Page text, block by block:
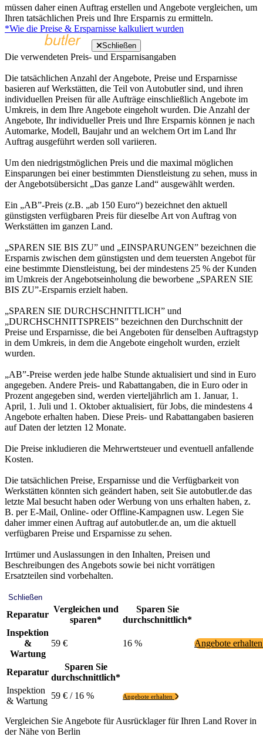
müssen daher einen Auftrag erstellen und Angebote vergleichen, um
Ihren tatsächlichen Preis und Ihre Ersparnis zu ermitteln.
*Wie die Preise & Ersparnisse kalkuliert wurden
Schließen
Die verwendeten Preis- und Ersparnisangaben
Die tatsächlichen Anzahl der Angebote, Preise und Ersparnisse
basieren auf Werkstätten, die Teil von Autobutler sind, und ihren
individuellen Preisen für alle Aufträge einschließlich Angebote im
Umkreis, in dem Ihre Angebote eingeholt wurden. Die Anzahl der
Angebote, Ihr individueller Preis und Ihre Ersparnis können je nach
Automarke, Modell, Baujahr und an welchem Ort im Land Ihr
Auftrag ausgeführt werden soll variieren.
Um den niedrigstmöglichen Preis und die maximal möglichen
Einsparungen bei einer bestimmten Dienstleistung zu sehen, muss in
der Angebotsübersicht „Das ganze Land“ ausgewählt werden.
Ein „AB”-Preis (z.B. „ab 150 Euro“) bezeichnet den aktuell
günstigsten verfügbaren Preis für dieselbe Art von Auftrag von
Werkstätten im ganzen Land.
„SPAREN SIE BIS ZU” und „EINSPARUNGEN” bezeichnen die
Ersparnis zwischen dem günstigsten und dem teuersten Angebot für
eine bestimmte Dienstleistung, bei der mindestens 25 % der Kunden
im Umkreis der Angebotseinholung die beworbene „SPAREN SIE
BIS ZU”-Ersparnis erzielt haben.
„SPAREN SIE DURCHSCHNITTLICH” und
„DURCHSCHNITTSPREIS” bezeichnen den Durchschnitt der
Preise und Ersparnisse, die bei Angeboten für denselben Auftragstyp
in dem Umkreis, in dem die Angebote eingeholt wurden, erzielt
wurden.
„AB”-Preise werden jede halbe Stunde aktualisiert und sind in Euro
angegeben. Andere Preis- und Rabattangaben, die in Euro oder in
Prozent angegeben sind, werden vierteljährlich am 1. Januar, 1.
April, 1. Juli und 1. Oktober aktualisiert, für Jobs, die mindestens 4
Angebote erhalten haben. Diese Preis- und Rabattangaben basieren
auf Daten der letzten 12 Monate.
Die Preise inkludieren die Mehrwertsteuer und eventuell anfallende
Kosten.
Die tatsächlichen Preise, Ersparnisse und die Verfügbarkeit von
Werkstätten könnten sich geändert haben, seit Sie autobutler.de das
letzte Mal besucht haben oder Werbung von uns erhalten haben, z.
B. per E-Mail, Online- oder Offline-Kampagnen usw. Legen Sie
daher immer einen Auftrag auf autobutler.de an, um die aktuell
verfügbaren Preise und Ersparnisse zu sehen.
Irrtümer und Auslassungen in den Inhalten, Preisen und
Beschreibungen des Angebots sowie bei nicht vorrätigen
Ersatzteilen sind vorbehalten.
Schließen
Reparatur
Vergleichen und
sparen*
Sparen Sie
durchschnittlich*
Inspektion
&
Wartung
59 € 16 % Angebote
Reparatur
Sparen Sie
durchschnittlich*
Inspektion
& Wartung
59 € / 16 % Angebote erhalten
Vergleichen Sie Angebote für Ausrücklager für Ihren Land Rover in
der Nähe von Berlin